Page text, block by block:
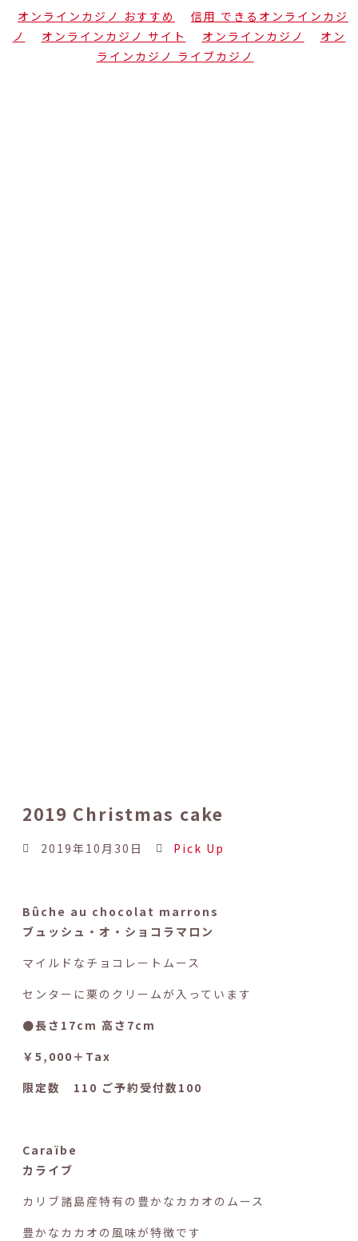
オンラインカジノ おすすめ
信用 できるオンラインカジ
ノ
オンラインカジノ サイト オンラインカジノ
オン
ラインカジノ ライブカジノ
2019 Christmas cake
2019年10月30日 Pick Up
Bûche au chocolat marrons
ブュッシュ・オ・ショコラマロン
マイルドなチョコレートムース
センターに栗のクリームが入っています
●長さ17cm 高さ7cm
￥5,000＋Tax
限定数 110 ご予約受付数100
Caraïbe
カライブ
カリブ諸島産特有の豊かなカカオのムース
豊かなカカオの風味が特徴です